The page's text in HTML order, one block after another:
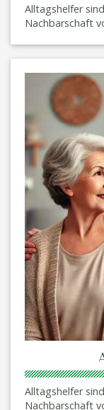
Alltagshelfer
Nachbarschaft
Alltagshelfer
Nachbarschaft